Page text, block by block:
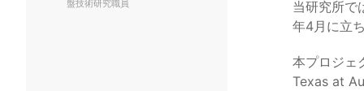
盤技術研究職員
当研究所で
年4月に立
本プロジェ
Texas at